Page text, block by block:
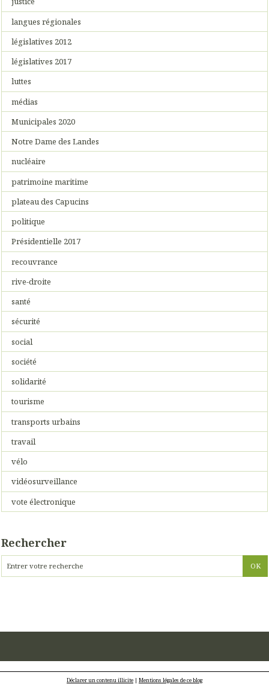
langues régionales
législatives 2012
législatives 2017
luttes
médias
Municipales 2020
Notre Dame des Landes
nucléaire
patrimoine maritime
plateau des Capucins
politique
Présidentielle 2017
recouvrance
rive-droite
santé
sécurité
social
société
solidarité
tourisme
transports urbains
travail
vélo
vidéosurveillance
vote électronique
Rechercher
Déclarer un contenu illicite | Mentions légales de ce blog